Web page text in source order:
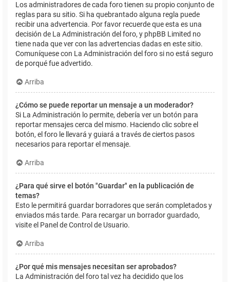
Los administradores de cada foro tienen su propio conjunto de
reglas para su sitio. Si ha quebrantado alguna regla puede
recibir una advertencia. Por favor recuerde que esta es una
decisión de La Administración del foro, y phpBB Limited no
tiene nada que ver con las advertencias dadas en este sitio.
Comuníquese con La Administración del foro si no está seguro
de porqué fue advertido.
Arriba
¿Cómo se puede reportar un mensaje a un moderador?
Si La Administración lo permite, debería ver un botón para
reportar mensajes cerca del mismo. Haciendo clic sobre el
botón, el foro le llevará y guiará a través de ciertos pasos
necesarios para reportar el mensaje.
Arriba
¿Para qué sirve el botón "Guardar" en la publicación de
temas?
Esto le permitirá guardar borradores que serán completados y
enviados más tarde. Para recargar un borrador guardado,
visite el Panel de Control de Usuario.
Arriba
¿Por qué mis mensajes necesitan ser aprobados?
La Administración del foro tal vez ha decidido que los